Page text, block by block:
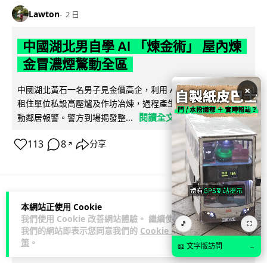
本網站正使用 Cookie
我們使用 Cookie 改善網站體驗。 繼續使用
我們的網站即表示您同意我們的 Cookie 政
策 。
Lawton 2 日
中國湖北男自學 AI 「煉金術」 屋內煉
金冒濃煙驚動全區
中國湖北黃石一名男子見金價高企，利用 AI 自學提煉黃金，在
租住單位私設高壓爐及作坊冶煉，過程產生大量刺鼻濃煙，驚
動鄰居報警。警方到場揭發整...
閱讀全文
113 8 ↗ 分享
3C科技 流動音樂
Lawton 2 日 89
×
🎵 ⛶
📖 文字版訪問 →